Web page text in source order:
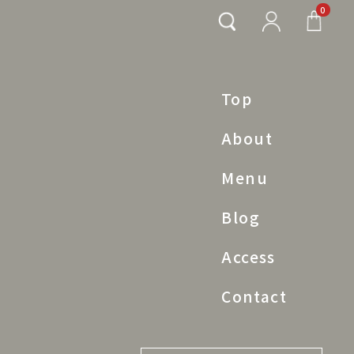
0
Top
About
Menu
Blog
Access
Contact